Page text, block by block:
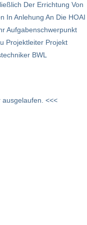
Der Errichtung Von
In Anlehung An Die HOAI
Aufgabenschwerpunkt
Projektleiter Projekt
BWL
<<<